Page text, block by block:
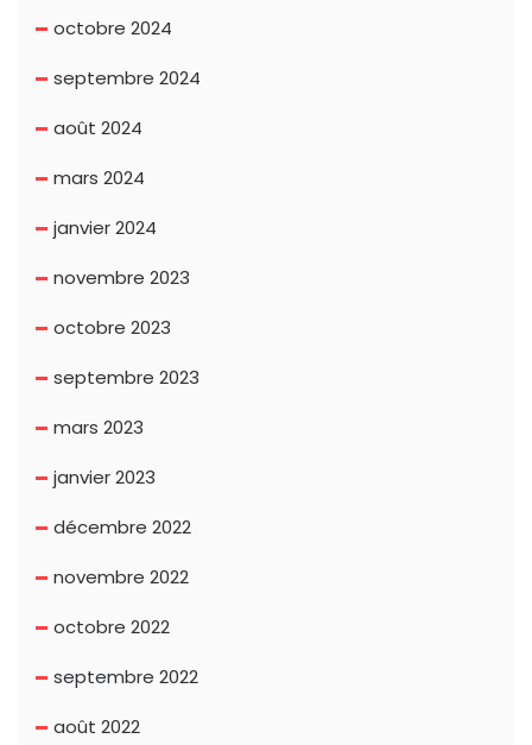
octobre 2024
septembre 2024
août 2024
mars 2024
janvier 2024
novembre 2023
octobre 2023
septembre 2023
mars 2023
janvier 2023
décembre 2022
novembre 2022
octobre 2022
septembre 2022
août 2022